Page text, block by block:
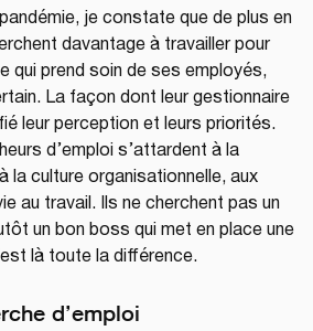
je constate que de plus en
davantage à travailler pour
qui prend soin de ses employés,
La façon dont leur gestionnaire
leur perception et leurs priorités.
d’emploi s’attardent à la
la culture organisationnelle, aux
au travail. Ils ne cherchent pas un
un bon boss qui met en place une
là toute la différence.
d’emploi